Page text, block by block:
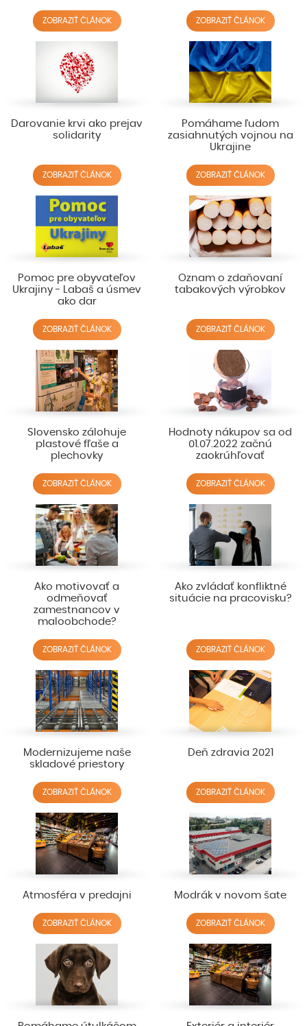
ZOBRAZIŤ ČLÁNOK ZOBRAZIŤ ČLÁNOK
Darovanie krvi ako prejav
solidarity
ZOBRAZIŤ ČLÁNOK
Pomáhame ľudom
zasiahnutých vojnou na
Ukrajine
ZOBRAZIŤ ČLÁNOK
Pomoc pre obyvateľov
Ukrajiny - Labaš a úsmev
ako dar
ZOBRAZIŤ ČLÁNOK
Oznam o zdaňovaní
tabakových výrobkov
ZOBRAZIŤ ČLÁNOK
Slovensko zálohuje
plastové fľaše a
plechovky
ZOBRAZIŤ ČLÁNOK
Hodnoty nákupov sa od
01.07.2022 začnú
zaokrúhľovať
ZOBRAZIŤ ČLÁNOK
Ako motivovať a
odmeňovať
zamestnancov v
maloobchode?
ZOBRAZIŤ ČLÁNOK
Ako zvládať konfliktné
situácie na pracovisku?
ZOBRAZIŤ ČLÁNOK
Modernizujeme naše
skladové priestory
ZOBRAZIŤ ČLÁNOK
Deň zdravia 2021
ZOBRAZIŤ ČLÁNOK
Atmosféra v predajni
ZOBRAZIŤ ČLÁNOK
Modrák v novom šate
ZOBRAZIŤ ČLÁNOK